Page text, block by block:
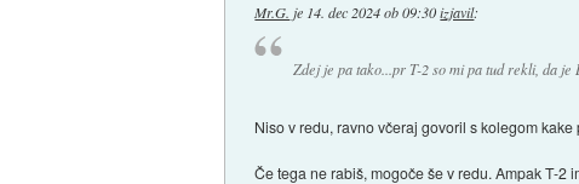
Mr.G. je 14. dec 2024 ob 09:30 izjavil:
Zdej je pa tako...pr T-2 so mi pa tud rekli, da je
Niso v redu, ravno včeraj govoril s kolegom
Če tega ne rabiš, mogoče še v redu. Ampak T-2